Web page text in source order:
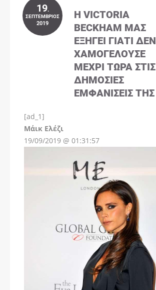
19.
ΣΕΠΤΈΜΒΡΙΟΣ
2019
Η VICTORIA
BECKHAM ΜΑΣ
ΕΞΗΓΕΊ ΓΙΑΤΊ ΔΕΝ
ΧΑΜΟΓΕΛΟΎΣΕ
ΜΈΧΡΙ ΤΏΡΑ ΣΤΙΣ
ΔΗΜΌΣΙΕΣ
ΕΜΦΑΝΊΣΕΙΣ ΤΗΣ
[ad_1]
Μάικ Ελέζι
19/09/2019 @ 01:31:57